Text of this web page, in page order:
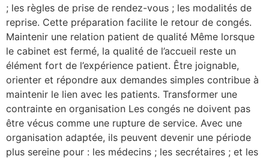
; les règles de prise de rendez-vous ; les modalités de
reprise. Cette préparation facilite le retour de congés.
Maintenir une relation patient de qualité Même lorsque
le cabinet est fermé, la qualité de l’accueil reste un
élément fort de l’expérience patient. Être joignable,
orienter et répondre aux demandes simples contribue à
maintenir le lien avec les patients. Transformer une
contrainte en organisation Les congés ne doivent pas
être vécus comme une rupture de service. Avec une
organisation adaptée, ils peuvent devenir une période
plus sereine pour : les médecins ; les secrétaires ; et les